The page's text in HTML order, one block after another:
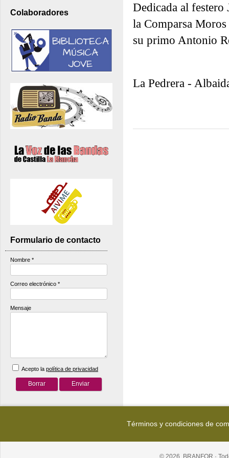
Colaboradores
Formulario de contacto
Nombre *
Correo electrónico *
Mensaje
Acepto la política de privacidad
Dedicada al festero
la Comparsa
su primo Antonio
La Pedrera -
Términos y condiciones de
© 2026, BRANFOR ·